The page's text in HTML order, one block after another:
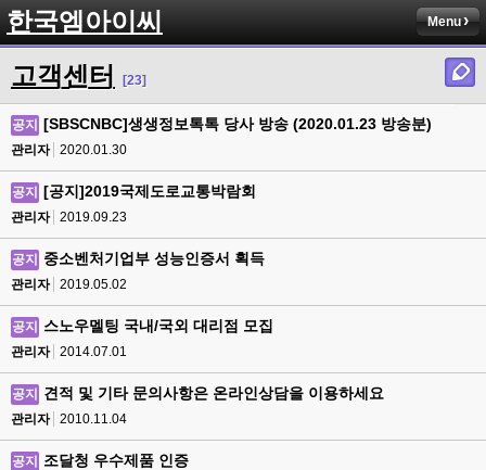
한국엠아이씨 Menu
고객센터 [23]
공지 [SBSCNBC]생생정보톡톡 당사 방송 (2020.01.23 방송분)
관리자 2020.01.30
공지 [공지]2019국제도로교통박람회
관리자 2019.09.23
공지 중소벤처기업부 성능인증서 획득
관리자 2019.05.02
공지 스노우멜팅 국내/국외 대리점 모집
관리자 2014.07.01
공지 견적 및 기타 문의사항은 온라인상담을 이용하세요
관리자 2010.11.04
공지 조달청 우수제품 인증